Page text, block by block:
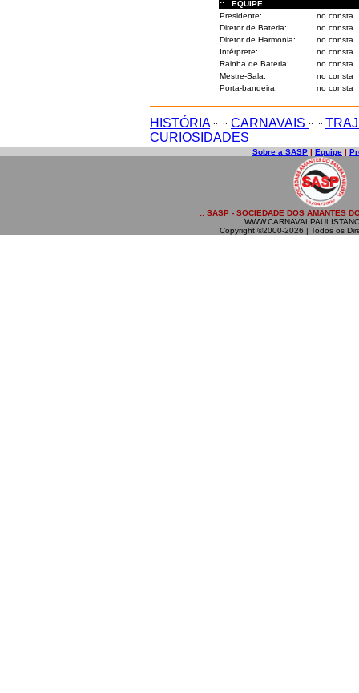
::.. EQUIPE
Presidente:
no consta
Diretor de Bateria:
no consta
Diretor de Harmonia:
no consta
Intérprete:
no consta
Rainha de Bateria:
no consta
Mestre-Sala:
no consta
Porta-bandeira:
no consta
HISTÓRIA ::..:: CARNAVAIS ::..::
CURIOSIDADES
Sobre a SASP | Equipe |
:: SASP - SOCIEDADE DOS AMANTES
Copyright ©2000-2026 | Todos os